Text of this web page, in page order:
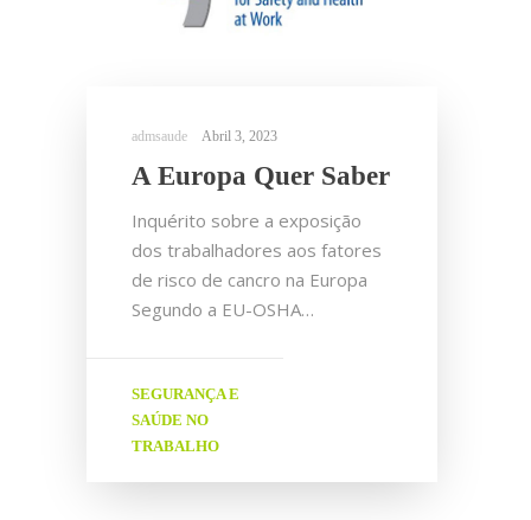
Abril 3, 2023
A Europa Quer Saber
Inquérito sobre a exposição
dos trabalhadores aos fatores
de risco de cancro na Europa
Segundo a EU-OSHA…
SEGURANÇA E
SAÚDE NO
TRABALHO